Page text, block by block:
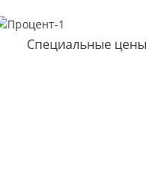
Специальные цены